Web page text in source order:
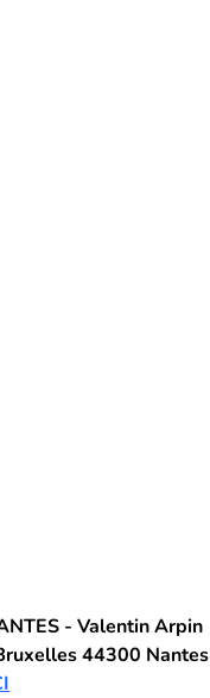
- Valentin Arpin
44300 Nantes